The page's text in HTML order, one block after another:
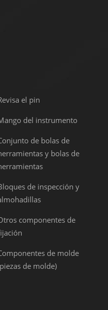
el pin
del instrumento
de bolas de
y bolas de
de inspección y
componentes de
de molde
de molde)